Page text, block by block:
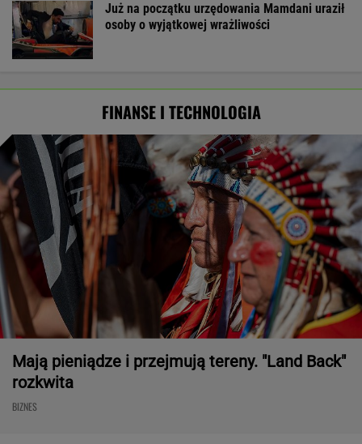
Już na początku urzędowania Mamdani uraził
osoby o wyjątkowej wrażliwości
FINANSE I TECHNOLOGIA
Mają pieniądze i przejmują tereny. "Land Back"
rozkwita
BIZNES